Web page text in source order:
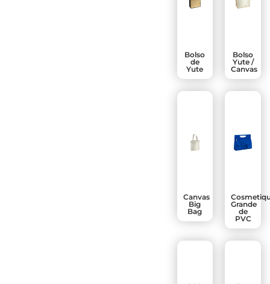
Bolso
de
Yute
Bolso
Yute /
Canvas
Canvas
Big
Bag
Grande
de
PVC